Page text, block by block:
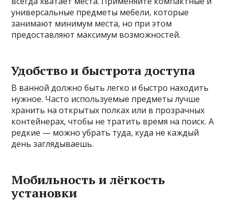
универсальные предметы мебели, которые
занимают минимум места, но при этом
предоставляют максимум возможностей.
Удобство и быстрота доступа
В ванной должно быть легко и быстро находить
нужное. Часто используемые предметы лучше
хранить на открытых полках или в прозрачных
контейнерах, чтобы не тратить время на поиск. А
редкие — можно убрать туда, куда не каждый
день заглядываешь.
Мобильность и лёгкость
установки